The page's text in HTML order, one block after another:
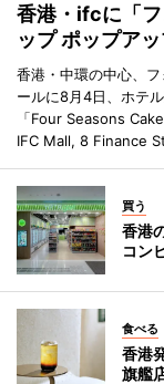
香港・ifcに「
ップ ポップア
香港・中環の中心、
ールに8月4日、ホテ
「Four Seasons
IFC Mall, 8 Finance
買う
香港
コン
食べる
香港
旗艦